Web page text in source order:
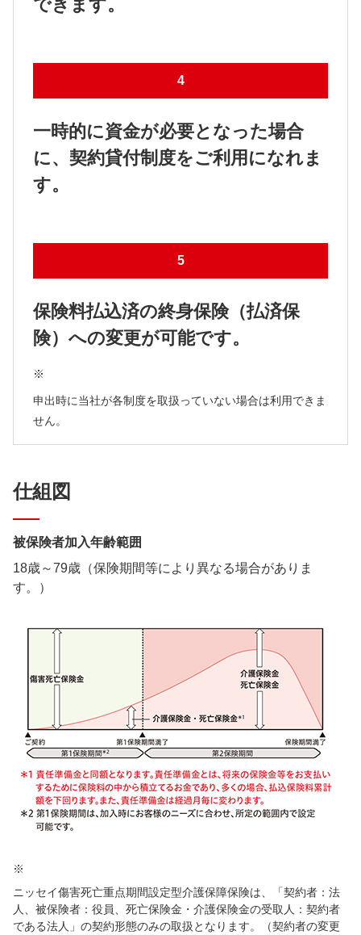
できます。
4
一時的に資金が必要となった場合
に、契約貸付制度をご利用になれま
す。
5
保険料払込済の終身保険（払済保
険）への変更が可能です。
※
申出時に当社が各制度を取扱っていない場合は利用できま
せん。
仕組図
被保険者加入年齢範囲
18歳～79歳（保険期間等により異なる場合がありま
す。）
※
ニッセイ傷害死亡重点期間設定型介護保障保険は、「契約者：法
人、被保険者：役員、死亡保険金・介護保険金の受取人：契約者
である法人」の契約形態のみの取扱となります。（契約者の変更